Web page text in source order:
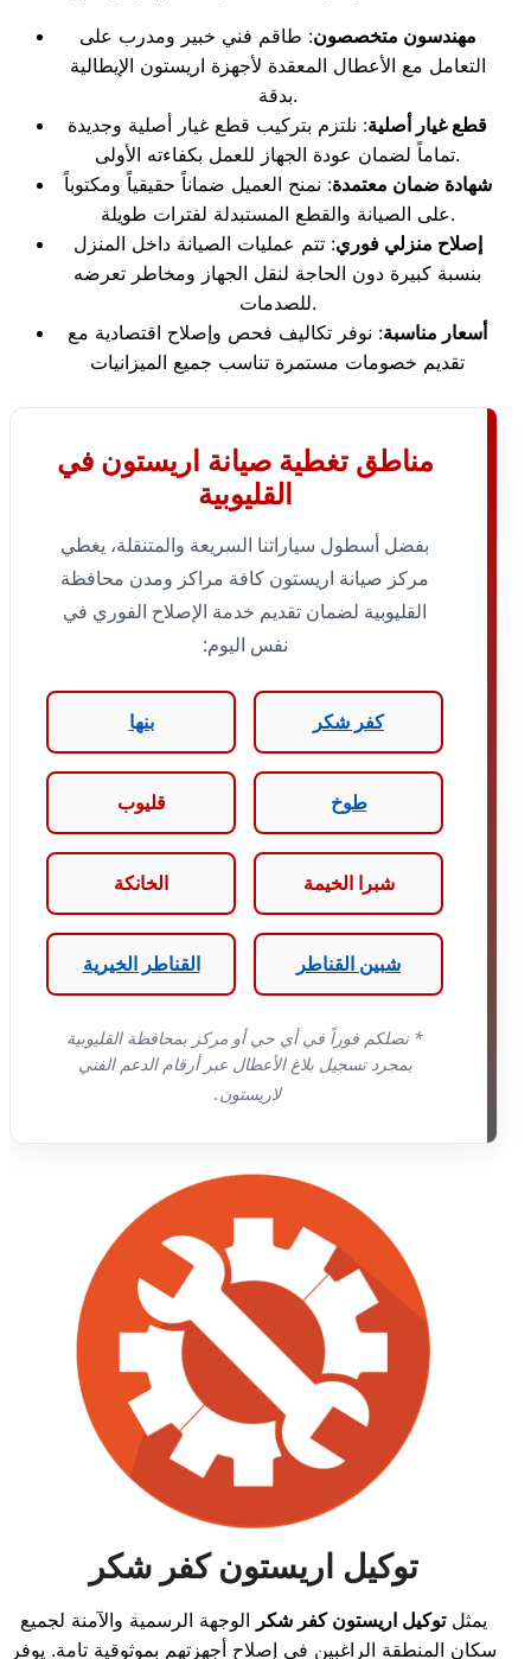
مهندسون متخصصون: طاقم فني خبير ومدرب على
التعامل مع الأعطال المعقدة لأجهزة اريستون الإيطالية
بدقة.
قطع غيار أصلية: نلتزم بتركيب قطع غيار أصلية وجديدة
تماماً لضمان عودة الجهاز للعمل بكفاءته الأولى.
شهادة ضمان معتمدة: نمنح العميل ضماناً حقيقياً ومكتوباً
على الصيانة والقطع المستبدلة لفترات طويلة.
إصلاح منزلي فوري: تتم عمليات الصيانة داخل المنزل
بنسبة كبيرة دون الحاجة لنقل الجهاز ومخاطر تعرضه
للصدمات.
أسعار مناسبة: نوفر تكاليف فحص وإصلاح اقتصادية مع
تقديم خصومات مستمرة تناسب جميع الميزانيات
مناطق تغطية صيانة اريستون في
القليوبية
بفضل أسطول سياراتنا السريعة والمتنقلة، يغطي
مركز صيانة اريستون كافة مراكز ومدن محافظة
القليوبية لضمان تقديم خدمة الإصلاح الفوري في
نفس اليوم:
كفر شكر بنها
طوخ قليوب
شبرا الخيمة الخانكة
شبين القناطر القناطر الخيرية
* نصلكم فوراً في أي حي أو مركز بمحافظة القليوبية
بمجرد تسجيل بلاغ الأعطال عبر أرقام الدعم الفني
لاريستون.
توكيل اريستون كفر شكر
يمثلتوكيل اريستون كفر شكر الوجهة الرسمية والآمنة لجميع
سكان المنطقة الراغبين في إصلاح أجهزتهم بموثوقية تامة. يوفر